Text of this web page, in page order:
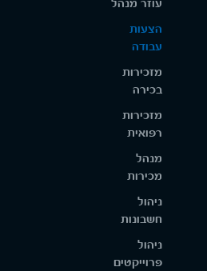
עוזר מנהל
הצעות
עבודה
מזכירות
בכירה
מזכירות
רפואית
מנהל
מכירות
ניהול
חשבונות
ניהול
פרוייקטים